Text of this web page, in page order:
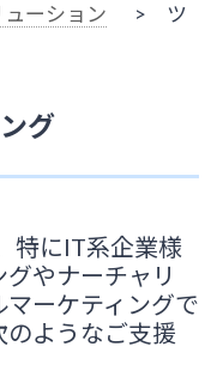
ーション > ツ
グ
特にIT系企業様
やナーチャリ
ーケティングで
ようなご支援